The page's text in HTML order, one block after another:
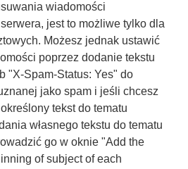
wiadomości
jest to możliwe tylko dla
Możesz jednak ustawić
poprzez dodanie tekstu
"X-Spam-Status: Yes" do
jako spam i jeśli chcesz
tekst do tematu
własnego tekstu do tematu
go w oknie "Add the
of subject of each